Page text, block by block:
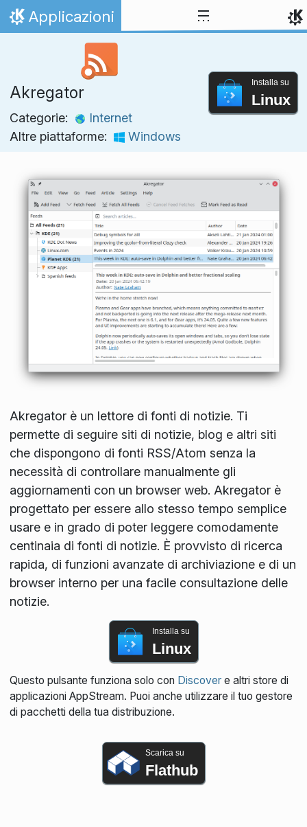
Passa al contenuto
Pagina iniziale
Applicazioni
Akregator
Categorie:
Internet
Altre piattaforme:
Windows
Installa su
Linux
Akregator è un lettore di fonti di notizie. Ti
permette di seguire siti di notizie, blog e altri siti
che dispongono di fonti RSS/Atom senza la
necessità di controllare manualmente gli
aggiornamenti con un browser web. Akregator è
progettato per essere allo stesso tempo semplice
usare e in grado di poter leggere comodamente
centinaia di fonti di notizie. È provvisto di ricerca
rapida, di funzioni avanzate di archiviazione e di un
browser interno per una facile consultazione delle
notizie.
Installa su
Linux
Questo pulsante funziona solo con Discovere altri store di
applicazioni AppStream. Puoi anche utilizzare il tuo gestore
di pacchetti della tua distribuzione.
Scarica su
Flathub